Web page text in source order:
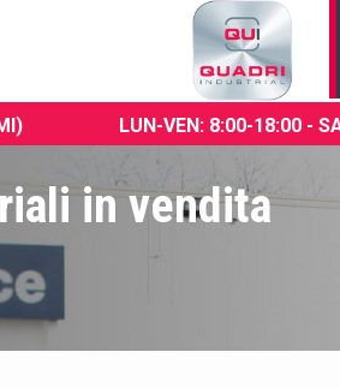
LUN-VEN: 8:00-18:00 -
in vendita